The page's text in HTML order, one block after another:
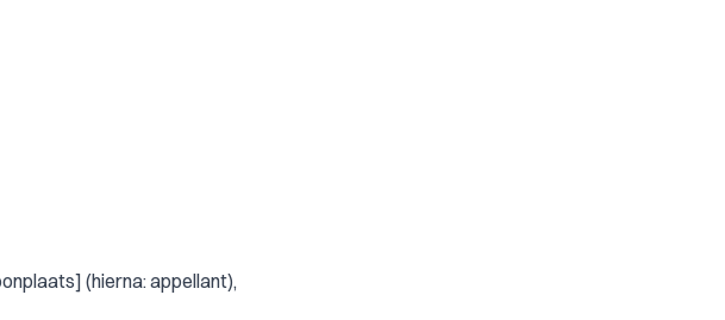
(hierna: appellant),